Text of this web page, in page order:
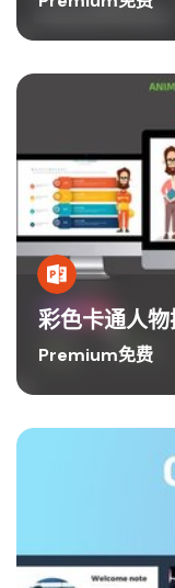
Premium免费